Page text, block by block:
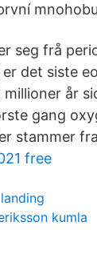
seg frå
det siste
år
gang
stammer
free
kumla